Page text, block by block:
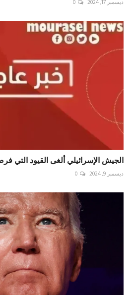
ديسمبر 17, 2024 0
الجيش الإسرائيلي ألغى القيود التي
ديسمبر 9, 2024 0